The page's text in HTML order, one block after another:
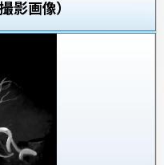
影画像）